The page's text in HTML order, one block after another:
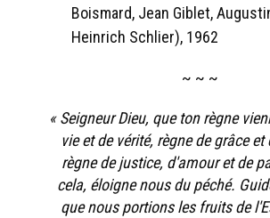
Boismard, Jean Giblet,
Heinrich Schlier), 1962
~ ~ ~
« Seigneur Dieu, que ton règne
vie et de vérité, règne de grâce et
règne de justice, d'amour et de
cela, éloigne nous du péché.
que nous portions les fruits de